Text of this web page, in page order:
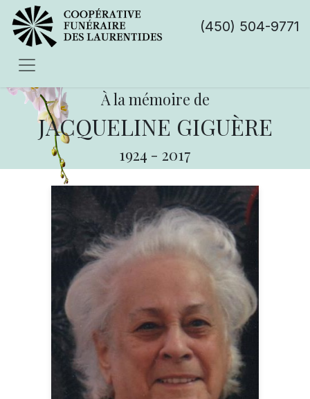
(450) 504-9771
À la mémoire de
JACQUELINE GIGUÈRE
1924 - 2017